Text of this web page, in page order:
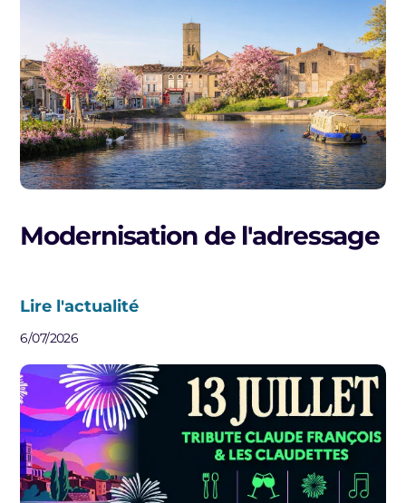
Modernisation de l'adressage
Lire l'actualité
6/07/2026